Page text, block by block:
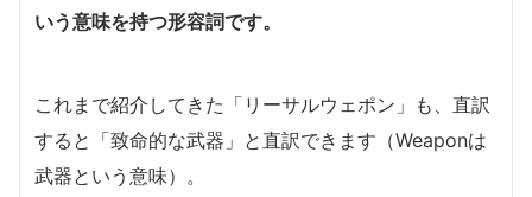
いう意味を持つ形容詞です。
これまで紹介してきた「リーサルウェポン」も、直訳
すると「致命的な武器」と直訳できます（Weaponは
武器という意味）。